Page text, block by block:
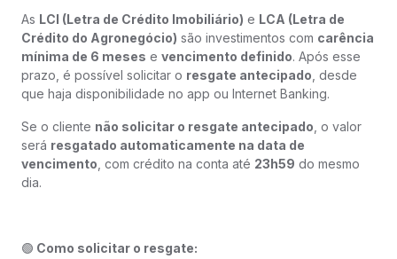
As LCI (Letra de Crédito Imobiliário) e LCA (Letra de
Crédito do Agronegócio) são investimentos com carência
mínima de 6 meses e vencimento definido. Após esse
prazo, é possível solicitar o resgate antecipado , desde
que haja disponibilidade no app ou Internet Banking.
Se o cliente não solicitar o resgate antecipado , o valor
será resgatado automaticamente na data de
vencimento , com crédito na conta até 23h59 do mesmo
dia.
🟢 Como solicitar o resgate: